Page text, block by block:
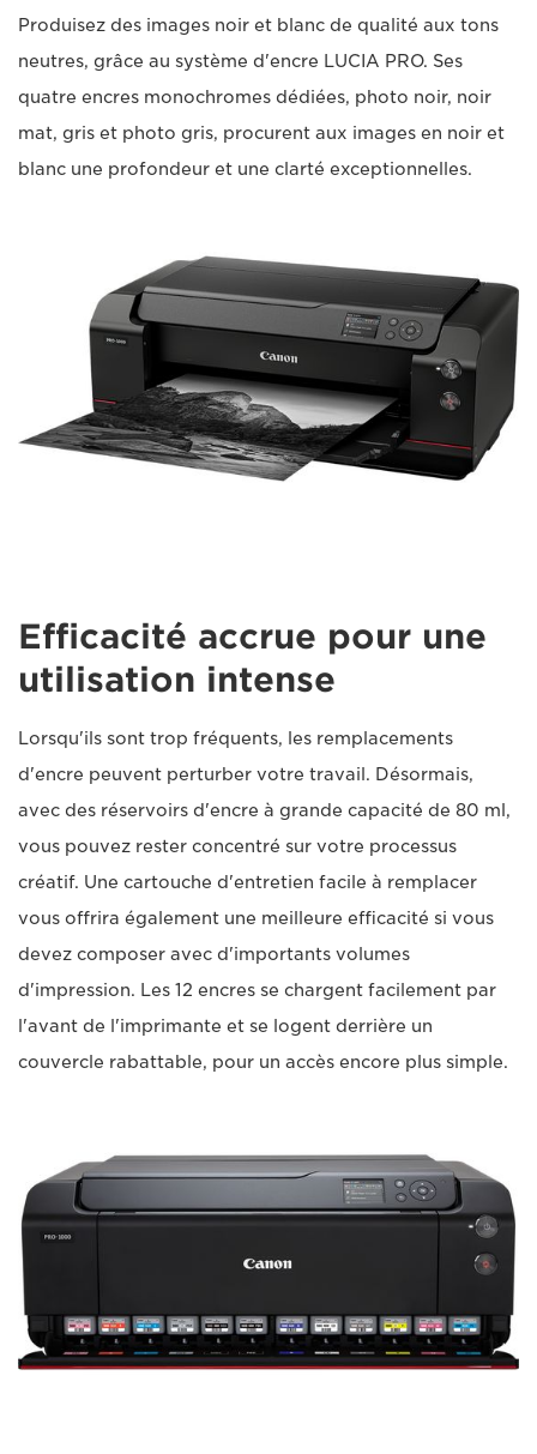
Produisez des images noir et blanc de qualité aux tons
neutres, grâce au système d'encre LUCIA PRO. Ses
quatre encres monochromes dédiées, photo noir, noir
mat, gris et photo gris, procurent aux images en noir et
blanc une profondeur et une clarté exceptionnelles.
Efficacité accrue pour une
utilisation intense
Lorsqu'ils sont trop fréquents, les remplacements
d'encre peuvent perturber votre travail. Désormais,
avec des réservoirs d'encre à grande capacité de 80 ml,
vous pouvez rester concentré sur votre processus
créatif. Une cartouche d'entretien facile à remplacer
vous offrira également une meilleure efficacité si vous
devez composer avec d'importants volumes
d'impression. Les 12 encres se chargent facilement par
l'avant de l'imprimante et se logent derrière un
couvercle rabattable, pour un accès encore plus simple.